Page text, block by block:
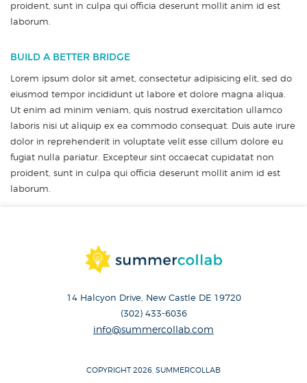
proident, sunt in culpa qui officia deserunt mollit anim id est
laborum.
BUILD A BETTER BRIDGE
Lorem ipsum dolor sit amet, consectetur adipisicing elit, sed do
eiusmod tempor incididunt ut labore et dolore magna aliqua.
Ut enim ad minim veniam, quis nostrud exercitation ullamco
laboris nisi ut aliquip ex ea commodo consequat. Duis aute irure
dolor in reprehenderit in voluptate velit esse cillum dolore eu
fugiat nulla pariatur. Excepteur sint occaecat cupidatat non
proident, sunt in culpa qui officia deserunt mollit anim id est
laborum.
14 Halcyon Drive, New Castle DE 19720
(302) 433-6036
info@summercollab.com
COPYRIGHT 2026, SUMMERCOLLAB